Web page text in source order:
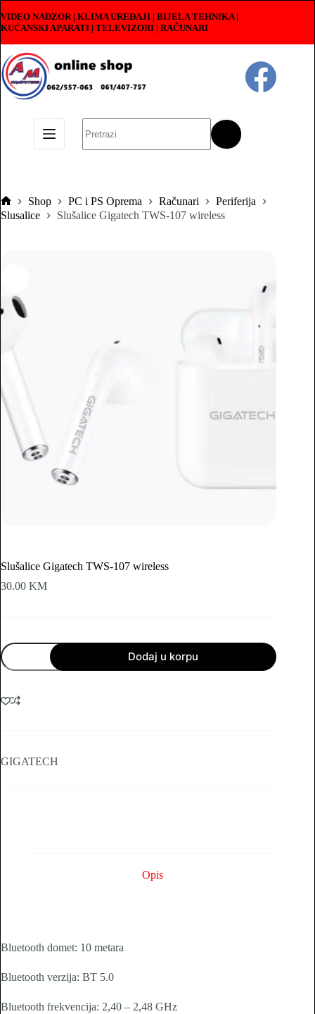
to
content
VIDEO NADZOR | KLIMA UREĐAJI | BIJELA TEHNIKA |
KUĆANSKI APARATI | TELEVIZORI | RAČUNARI
results
Pocetna
Shop PC i PS Oprema Računari
Periferija
Slusalice
Slušalice Gigatech TWS-107 wireless
Slušalice Gigatech TWS-107 wireless
30.00 KM
Slušalice
Gigatech
TWS-
wireless
količina
Dodaj u korpu
GIGATECH
Opis
Bluetooth domet: 10 metara
Bluetooth verzija: BT 5.0
Bluetooth frekvencija: 2,40 – 2,48 GHz